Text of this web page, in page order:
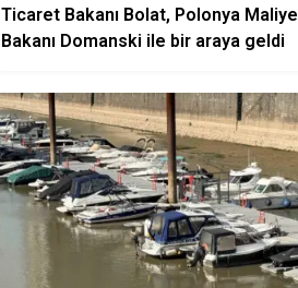
Ticaret Bakanı Bolat, Polonya Maliye
Bakanı Domanski ile bir araya geldi